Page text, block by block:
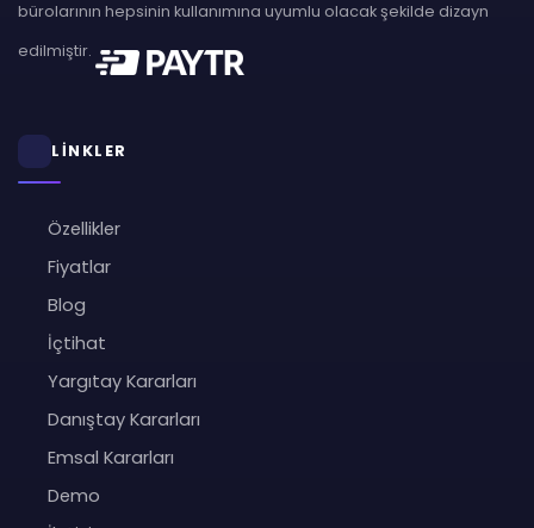
bürolarının hepsinin kullanımına uyumlu olacak şekilde dizayn
edilmiştir.
LİNKLER
Özellikler
Fiyatlar
Blog
İçtihat
Yargıtay Kararları
Danıştay Kararları
Emsal Kararları
Demo